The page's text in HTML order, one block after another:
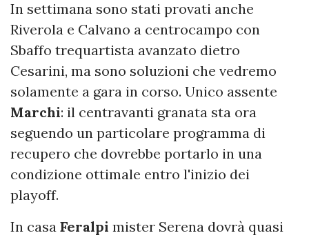
In settimana sono stati provati anche
Riverola e Calvano a centrocampo con
Sbaffo trequartista avanzato dietro
Cesarini, ma sono soluzioni che vedremo
solamente a gara in corso. Unico assente
Marchi: il centravanti granata sta ora
seguendo un particolare programma di
recupero che dovrebbe portarlo in una
condizione ottimale entro l'inizio dei
playoff.
In casa Feralpi mister Serena dovrà quasi